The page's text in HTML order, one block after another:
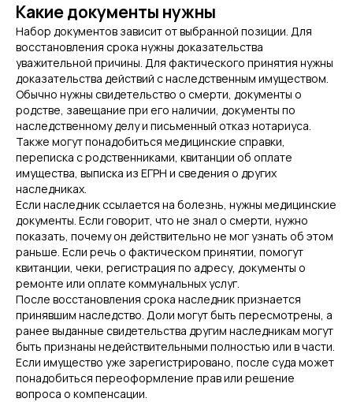
Какие документы нужны
Набор документов зависит от выбранной позиции. Для
восстановления срока нужны доказательства
уважительной причины. Для фактического принятия нужны
доказательства действий с наследственным имуществом.
Обычно нужны свидетельство о смерти, документы о
родстве, завещание при его наличии, документы по
наследственному делу и письменный отказ нотариуса.
Также могут понадобиться медицинские справки,
переписка с родственниками, квитанции об оплате
имущества, выписка из ЕГРН и сведения о других
наследниках.
Если наследник ссылается на болезнь, нужны медицинские
документы. Если говорит, что не знал о смерти, нужно
показать, почему он действительно не мог узнать об этом
раньше. Если речь о фактическом принятии, помогут
квитанции, чеки, регистрация по адресу, документы о
ремонте или оплате коммунальных услуг.
После восстановления срока наследник признается
принявшим наследство. Доли могут быть пересмотрены, а
ранее выданные свидетельства другим наследникам могут
быть признаны недействительными полностью или в части.
Если имущество уже зарегистрировано, после суда может
понадобиться переоформление прав или решение
вопроса о компенсации.